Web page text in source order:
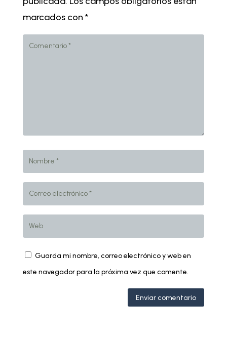
marcados con *
Guarda mi nombre, correo electrónico y web en
este navegador para la próxima vez que comente.
Enviar comentario